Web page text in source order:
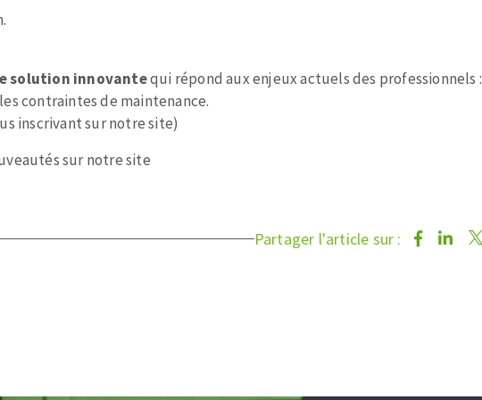
solution innovantequi répond aux enjeux actuels des professionnels :
contraintes de maintenance.
inscrivant sur notre site)
sur notre site
Partager l'article sur :